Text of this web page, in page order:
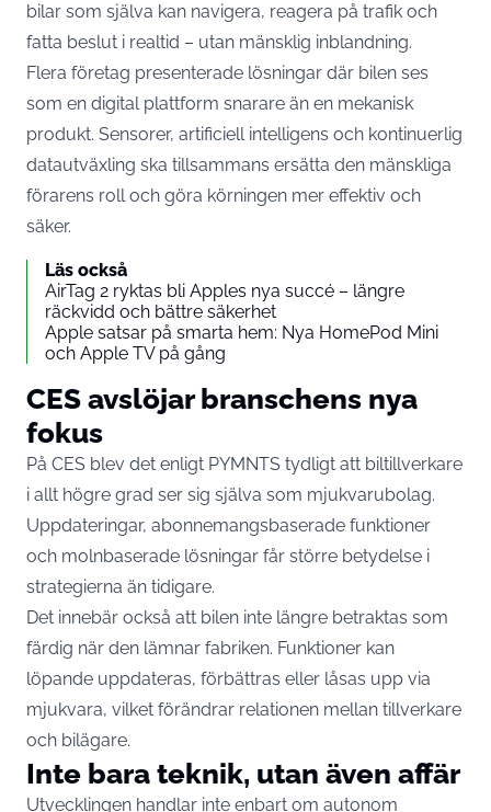
bilar som själva kan navigera, reagera på trafik och
fatta beslut i realtid – utan mänsklig inblandning.
Flera företag presenterade lösningar där bilen ses
som en digital plattform snarare än en mekanisk
produkt. Sensorer, artificiell intelligens och kontinuerlig
datautväxling ska tillsammans ersätta den mänskliga
förarens roll och göra körningen mer effektiv och
säker.
Läs också
AirTag 2 ryktas bli Apples nya succé – längre
räckvidd och bättre säkerhet
Apple satsar på smarta hem: Nya HomePod Mini
och Apple TV på gång
CES avslöjar branschens nya
fokus
På CES blev det enligt PYMNTS tydligt att biltillverkare
i allt högre grad ser sig själva som mjukvarubolag.
Uppdateringar, abonnemangsbaserade funktioner
och molnbaserade lösningar får större betydelse i
strategierna än tidigare.
Det innebär också att bilen inte längre betraktas som
färdig när den lämnar fabriken. Funktioner kan
löpande uppdateras, förbättras eller låsas upp via
mjukvara, vilket förändrar relationen mellan tillverkare
och bilägare.
Inte bara teknik, utan även affär
Utvecklingen handlar inte enbart om autonom